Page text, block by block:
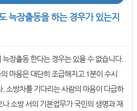
늑장출동을 하는 경우가 있는지
장출동 한다는 경우는 있을 수 없습니다.
마음은 대단히 조급해지고 1분이 수시
소방차를 기다리는 사람의 마음이 다급하
소방 서의 기본업무가 국민의 생명과 재